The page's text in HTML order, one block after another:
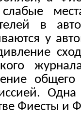
в
у
общего
Фиесты и